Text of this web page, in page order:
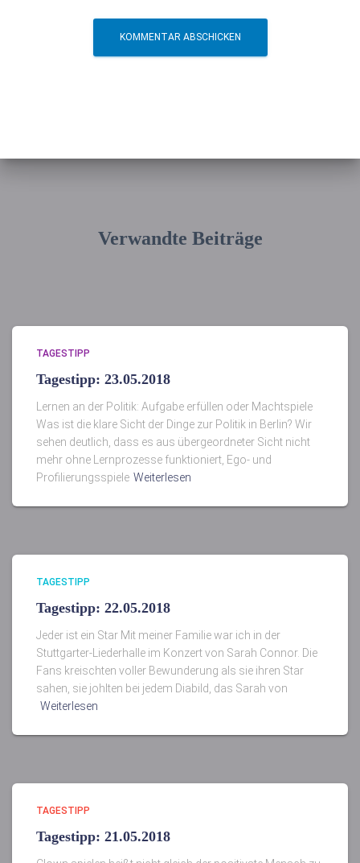
Verwandte Beiträge
TAGESTIPP
Tagestipp: 23.05.2018
Lernen an der Politik: Aufgabe erfüllen oder Machtspiele
Was ist die klare Sicht der Dinge zur Politik in Berlin? Wir
sehen deutlich, dass es aus übergeordneter Sicht nicht
mehr ohne Lernprozesse funktioniert, Ego- und
Profilierungsspiele Weiterlesen
TAGESTIPP
Tagestipp: 22.05.2018
Jeder ist ein Star Mit meiner Familie war ich in der
Stuttgarter-Liederhalle im Konzert von Sarah Connor. Die
Fans kreischten voller Bewunderung als sie ihren Star
sahen, sie johlten bei jedem Diabild, das Sarah von
Weiterlesen
TAGESTIPP
Tagestipp: 21.05.2018